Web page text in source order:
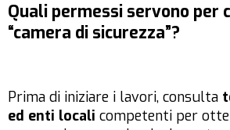
Quali permessi servono per
“camera di sicurezza”?
Prima di iniziare i lavori, consulta
ed enti locali competenti per